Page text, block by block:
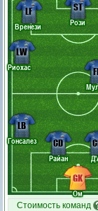
Ом
Гонсалез
Райан
Риохас
Вренези Рози
GK
LB
CD
LW
LF ST
Стоимость команд